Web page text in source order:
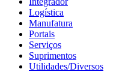
Logística
Manufatura
Portais
Serviços
Suprimentos
Utilidades/Diversos